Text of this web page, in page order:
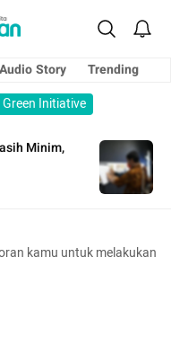
Audio Story
Trending
Green Initiative
Minim,
kamu untuk melakukan